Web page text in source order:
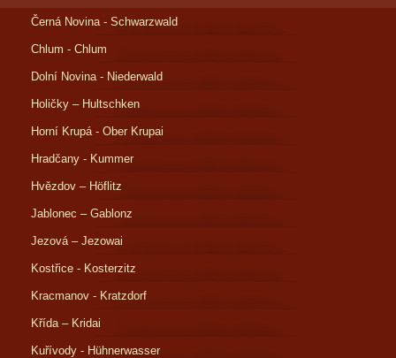
Černá Novina - Schwarzwald
Chlum - Chlum
Dolní Novina - Niederwald
Holičky – Hultschken
Horní Krupá - Ober Krupai
Hradčany - Kummer
Hvězdov – Höflitz
Jablonec – Gablonz
Jezová – Jezowai
Kostřice - Kosterzitz
Kracmanov - Kratzdorf
Křída – Kridai
Kuřívody - Hühnerwasser